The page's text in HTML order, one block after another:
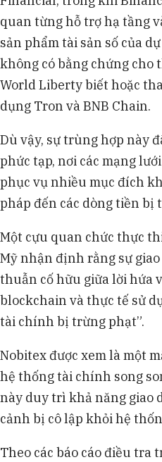
quan từng hỗ trợ hạ tầng
sản phẩm tài sản số của
không có bằng chứng cho
World Liberty biết hoặc
dụng Tron và BNB Chain.
Dù vậy, sự trùng hợp này
phức tạp, nơi các mạng
phục vụ nhiều mục đích
pháp đến các dòng tiền bị
Một cựu quan chức thực
Mỹ nhận định rằng sự
thuẫn cố hữu giữa lời hứa
blockchain và thực tế sử
tài chính bị trừng phạt”.
Nobitex được xem là một
hệ thống tài chính song
này duy trì khả năng giao
cảnh bị cô lập khỏi hệ
Theo các báo cáo điều tra